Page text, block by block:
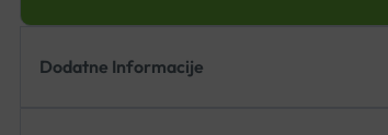
Dodatne Informacije